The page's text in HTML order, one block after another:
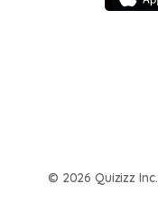
© 2026 Quizizz Inc.